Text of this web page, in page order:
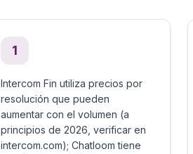
1
Intercom Fin utiliza precios por
resolución que pueden
aumentar con el volumen (a
principios de 2026, verificar en
intercom.com); Chatloom tiene